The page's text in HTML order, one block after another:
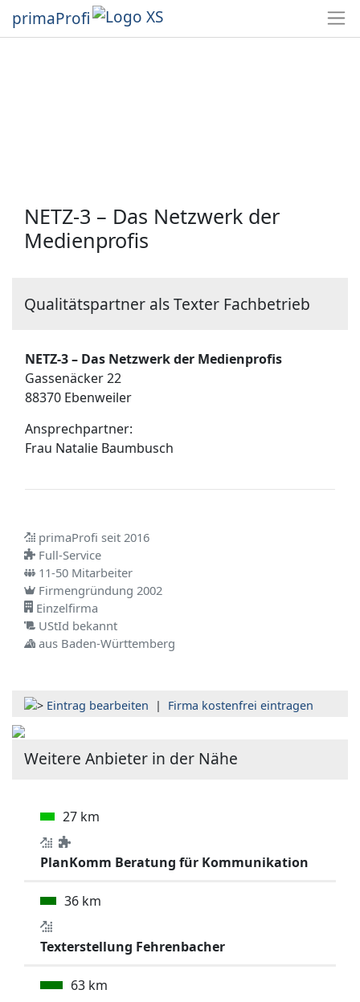
primaProfi
NETZ-3 – Das Netzwerk der
Medienprofis
Qualitätspartner als Texter Fachbetrieb
NETZ-3 – Das Netzwerk der Medienprofis
Gassenäcker 22
88370 Ebenweiler
Ansprechpartner:
Frau Natalie Baumbusch
primaProfi seit 2016
Full-Service
11-50 Mitarbeiter
Firmengründung 2002
Einzelfirma
UStId bekannt
aus Baden-Württemberg
Eintrag bearbeiten | Firma kostenfrei eintragen
Weitere Anbieter in der Nähe
27 km
PlanKomm Beratung für Kommunikation
36 km
Texterstellung Fehrenbacher
63 km